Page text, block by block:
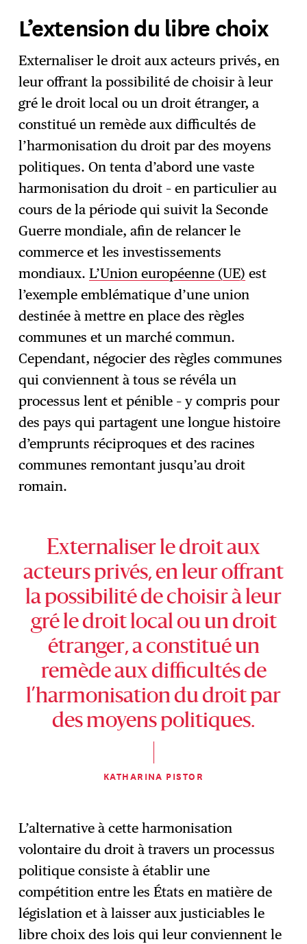
L’extension du libre choix
Externaliser le droit aux acteurs privés, en
leur offrant la possibilité de choisir à leur
gré le droit local ou un droit étranger, a
constitué un remède aux difficultés de
l’harmonisation du droit par des moyens
politiques. On tenta d’abord une vaste
harmonisation du droit – en particulier au
cours de la période qui suivit la Seconde
Guerre mondiale, afin de relancer le
commerce et les investissements
mondiaux.L’Union européenne (UE) est
l’exemple emblématique d’une union
destinée à mettre en place des règles
communes et un marché commun.
Cependant, négocier des règles communes
qui conviennent à tous se révéla un
processus lent et pénible – y compris pour
des pays qui partagent une longue histoire
d’emprunts réciproques et des racines
communes remontant jusqu’au droit
romain.
Externaliser le droit aux
acteurs privés, en leur offrant
la possibilité de choisir à leur
gré le droit local ou un droit
étranger, a constitué un
remède aux difficultés de
l’harmonisation du droit par
des moyens politiques.
KATHARINA PISTOR
L’alternative à cette harmonisation
volontaire du droit à travers un processus
politique consiste à établir une
compétition entre les États en matière de
législation et à laisser aux justiciables le
libre choix des lois qui leur conviennent le